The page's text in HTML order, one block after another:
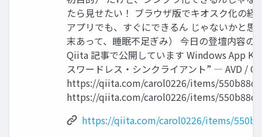
たら見せたい！ ブラウザ版でキオスク化の経
アプリでも、すぐにできるん じゃないかと思
末あって、睡眠不足ぎみ） 今日の登壇内容の
Qiita 記事で公開しています Windows App
スワードレス・シンクライアント” ― AVD /
https://qiita.com/carol0226/items/
https://qiita.com/carol0226/items/
https://qiita.com/carol0226/items/